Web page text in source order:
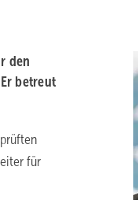
den
betreut
für